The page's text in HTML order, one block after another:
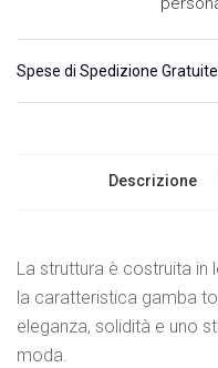
Spese di Spedizione
Descrizione
La struttura è costruita
la caratteristica gamba
eleganza, solidità e uno
moda.